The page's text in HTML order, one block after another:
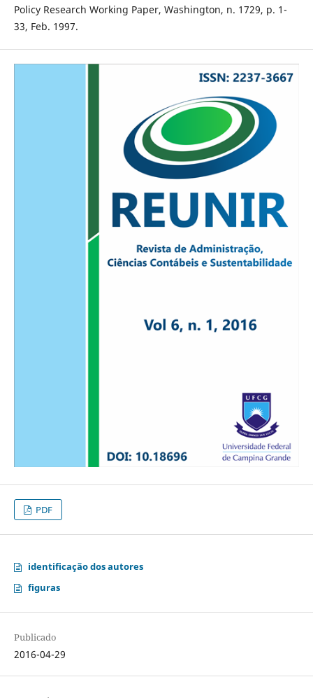
Policy Research Working Paper, Washington, n. 1729, p. 1-
33, Feb. 1997.
PDF
identificação dos autores
figuras
Publicado
2016-04-29